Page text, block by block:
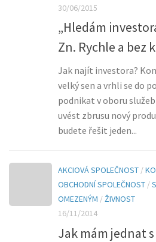
30/06/2015
„Hledám
Zn. Rychle a bez
Jak najít investora?
velký sen a vrhli se do
podnikat v oboru
uvést zbrusu nový
budete řešit jeden...
AKCIOVÁ SPOLEČNOST /
OBCHODNÍ SPOLEČNOST /
OMEZENÝM /ŽIVNOST
16/11/2014
Jak mám jednat